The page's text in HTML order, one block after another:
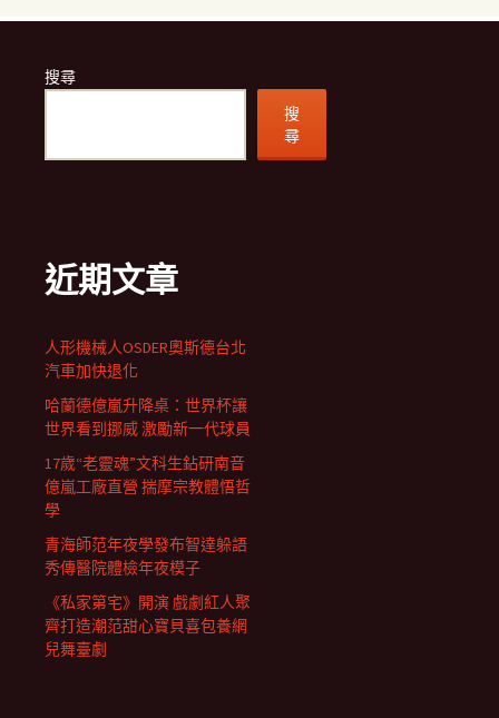
搜尋
搜
尋
近期文章
人形機械人OSDER奧斯德台北
汽車加快退化
哈蘭德億嵐升降桌：世界杯讓
世界看到挪威 激勵新一代球員
17歲“老靈魂”文科生鉆研南音
億嵐工廠直營 揣摩宗教體悟哲
學
青海師范年夜學發布智達躲語
秀傳醫院體檢年夜模子
《私家第宅》開演 戲劇紅人聚
齊打造潮范甜心寶貝喜包養網
兒舞臺劇